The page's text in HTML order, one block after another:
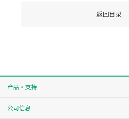
返回目录
产品・支持
公司信息